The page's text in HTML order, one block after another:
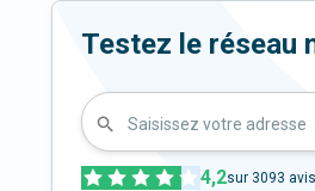
Testez le réseau
Saisissez votre adresse
4,2sur 3093